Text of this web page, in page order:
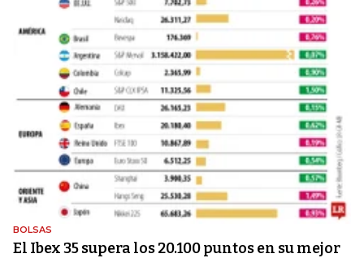
BOLSAS
El Ibex 35 supera los 20.100 puntos en su mejor